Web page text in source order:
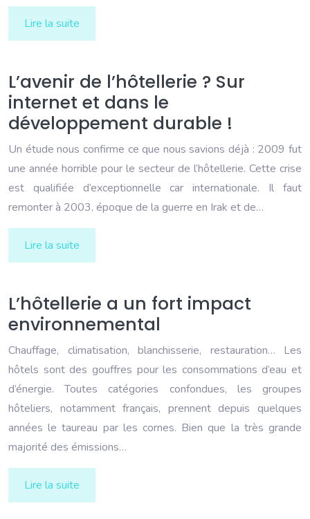
Lire la suite
L’avenir de l’hôtellerie ? Sur
internet et dans le
développement durable !
Un étude nous confirme ce que nous savions déjà : 2009 fut
une année horrible pour le secteur de l’hôtellerie. Cette crise
est qualifiée d’exceptionnelle car internationale. Il faut
remonter à 2003, époque de la guerre en Irak et de…
Lire la suite
L’hôtellerie a un fort impact
environnemental
Chauffage, climatisation, blanchisserie, restauration… Les
hôtels sont des gouffres pour les consommations d’eau et
d’énergie. Toutes catégories confondues, les groupes
hôteliers, notamment français, prennent depuis quelques
années le taureau par les cornes. Bien que la très grande
majorité des émissions…
Lire la suite